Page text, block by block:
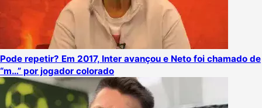
Pode repetir? Em 2017, Inter avançou e Neto foi chamado de
“m…” por jogador colorado